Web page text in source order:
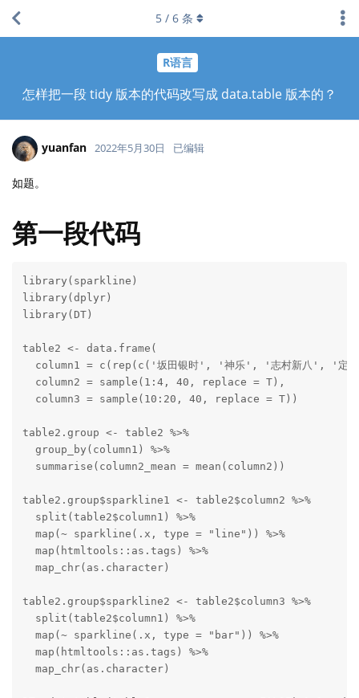
R语言
怎样把一段 tidy 版本的代码改写成 data.table 版本的？
5 / 6 条
yuanfan 2022年5月30日 已编辑
如题。
第一段代码
library(sparkline)
library(dplyr)
library(DT)
table2 <- data.frame(
column1 = c(rep(c('坂田银时', '神乐', '志村新八', '定
  column2 = sample(1:4, 40, replace = T),
  column3 = sample(10:20, 40, replace = T))
table2.group <- table2 %>%
  group_by(column1) %>%
  summarise(column2_mean = mean(column2))
table2.group$sparkline1 <- table2$column2 %>%
  split(table2$column1) %>%
  map(~ sparkline(.x, type = "line")) %>%
  map(htmltools::as.tags) %>%
  map_chr(as.character)
table2.group$sparkline2 <- table2$column3 %>%
  split(table2$column1) %>%
  map(~ sparkline(.x, type = "bar")) %>%
  map(htmltools::as.tags) %>%
  map_chr(as.character)